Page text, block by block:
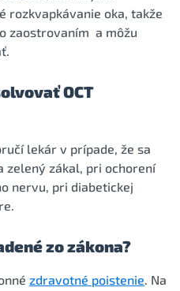
rozkvapkávanie oka, takže
zaostrovaním a môžu
OCT
lekár v prípade, že sa
zelený zákal, pri ochorení
nervu, pri diabetickej
zo zákona?
zdravotné poistenie . Na